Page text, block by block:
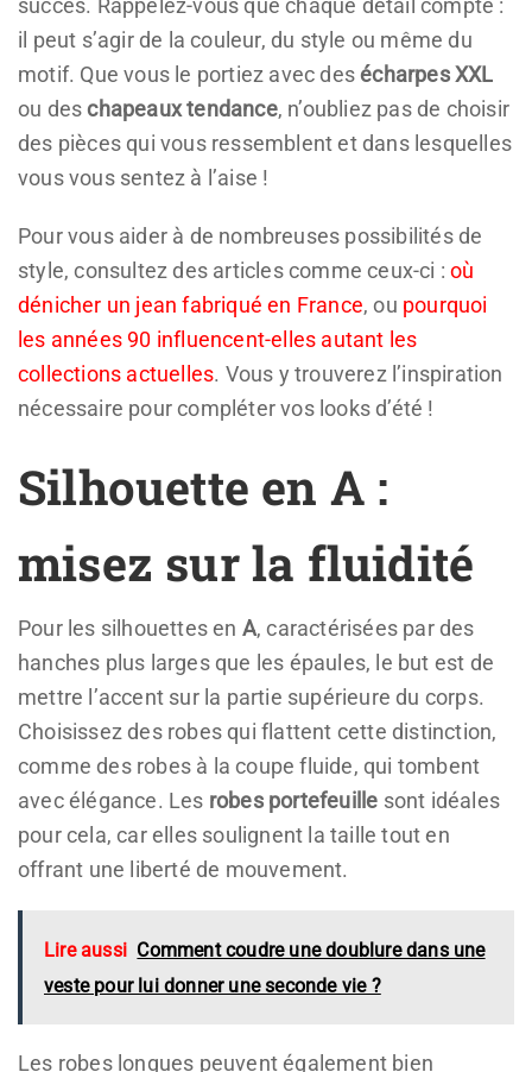
succès. Rappelez-vous que chaque détail compte :
il peut s’agir de la couleur, du style ou même du
motif. Que vous le portiez avec desécharpes XXL
ou deschapeaux tendance, n’oubliez pas de choisir
des pièces qui vous ressemblent et dans lesquelles
vous vous sentez à l’aise !
Pour vous aider à de nombreuses possibilités de
style, consultez des articles comme ceux-ci :où
dénicher un jean fabriqué en France, ou pourquoi
les années 90 influencent-elles autant les
collections actuelles. Vous y trouverez l’inspiration
nécessaire pour compléter vos looks d’été !
Silhouette en A :
misez sur la fluidité
Pour les silhouettes en A, caractérisées par des
hanches plus larges que les épaules, le but est de
mettre l’accent sur la partie supérieure du corps.
Choisissez des robes qui flattent cette distinction,
comme des robes à la coupe fluide, qui tombent
avec élégance. Les robes portefeuille sont idéales
pour cela, car elles soulignent la taille tout en
offrant une liberté de mouvement.
Lire aussi Comment coudre une doublure dans une
veste pour lui donner une seconde vie ?
Les robes longues peuvent également bien